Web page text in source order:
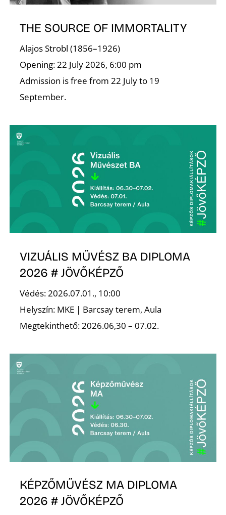
THE SOURCE OF IMMORTALITY
Alajos Strobl (1856–1926)
Opening: 22 July 2026, 6:00 pm
Admission is free from 22 July to 19
September.
VIZUÁLIS MŰVÉSZ BA DIPLOMA
2026 # JÖVŐKÉPZŐ
Védés: 2026.07.01., 10:00
Helyszín: MKE | Barcsay terem, Aula
Megtekinthető: 2026.06,30 – 07.02.
KÉPZŐMŰVÉSZ MA DIPLOMA
2026 # JÖVŐKÉPZŐ